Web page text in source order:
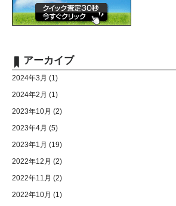
アーカイブ
2024年3月 (1)
2024年2月 (1)
2023年10月 (2)
2023年4月 (5)
2023年1月 (19)
2022年12月 (2)
2022年11月 (2)
2022年10月 (1)